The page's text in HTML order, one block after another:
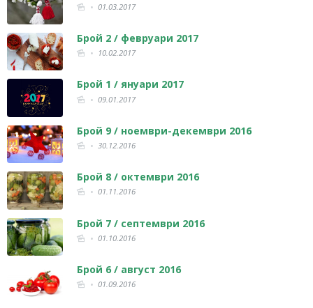
01.03.2017
Брой 2 / февруари 2017
10.02.2017
Брой 1 / януари 2017
09.01.2017
Брой 9 / ноември-декември 2016
30.12.2016
Брой 8 / октември 2016
01.11.2016
Брой 7 / септември 2016
01.10.2016
Брой 6 / август 2016
01.09.2016